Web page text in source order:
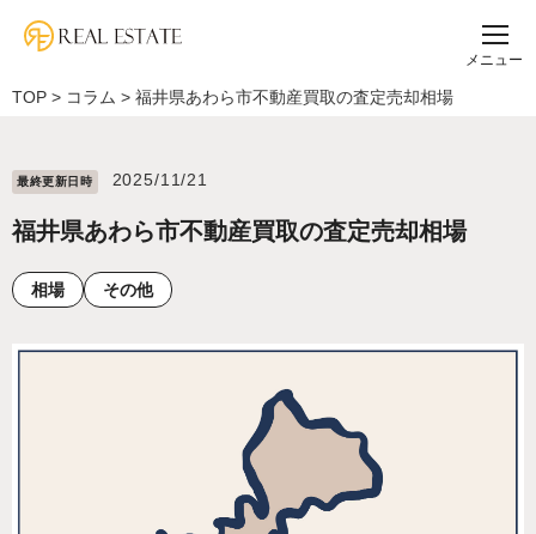
メニュー
TOP > コラム > 福井県あわら市不動産買取の査定売却相場
最終更新⽇時 2025/11/21
福井県あわら市不動産買取の査定売却相場
相場 その他